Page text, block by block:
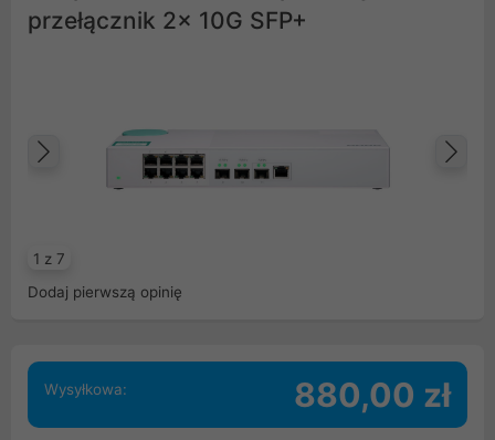
przełącznik 2x 10G SFP+
1 z 7
Poprzedni
Dodaj pierwszą opinię
Wysyłkowa: 880,00 zł